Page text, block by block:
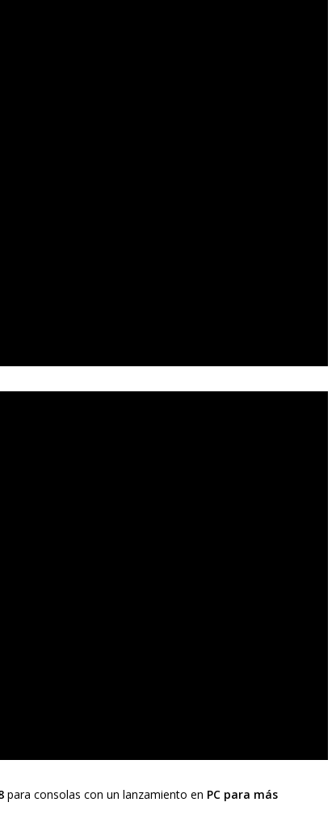
para consolas con un lanzamiento en PC para más